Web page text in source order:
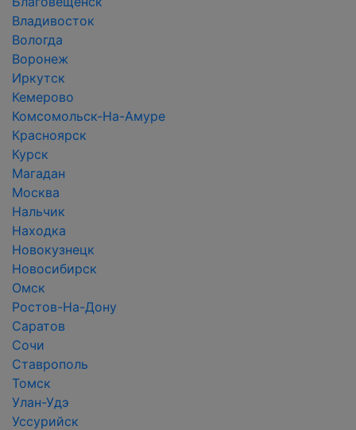
Владивосток
Вологда
Воронеж
Иркутск
Кемерово
Комсомольск-На-Амуре
Красноярск
Курск
Магадан
Москва
Нальчик
Находка
Новокузнецк
Новосибирск
Омск
Ростов-На-Дону
Саратов
Сочи
Ставрополь
Томск
Улан-Удэ
Уссурийск